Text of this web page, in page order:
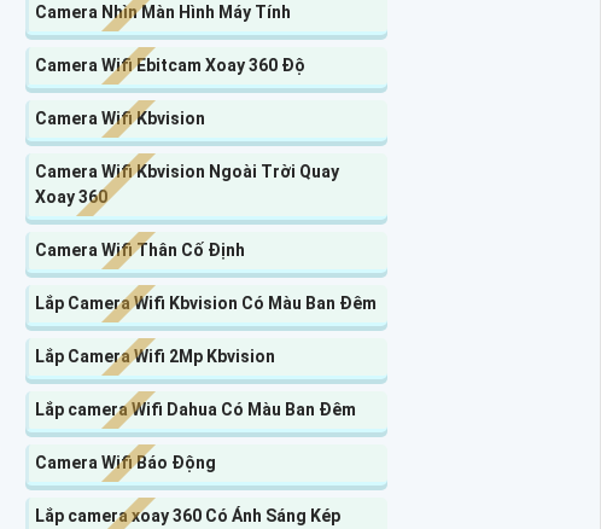
Camera Nhìn Màn Hình Máy Tính
Camera Wifi Ebitcam Xoay 360 Độ
Camera Wifi Kbvision
Camera Wifi Kbvision Ngoài Trời Quay
Xoay 360
Camera Wifi Thân Cố Định
Lắp Camera Wifi Kbvision Có Màu Ban Đêm
Lắp Camera Wifi 2Mp Kbvision
Lắp camera Wifi Dahua Có Màu Ban Đêm
Camera Wifi Báo Động
Lắp camera xoay 360 Có Ánh Sáng Kép